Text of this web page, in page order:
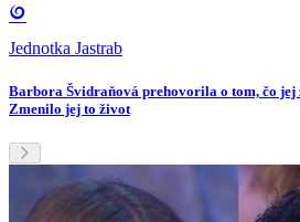
Jednotka Jastrab
Barbora Švidraňová prehovorila o tom, čo jej
Zmenilo jej to život